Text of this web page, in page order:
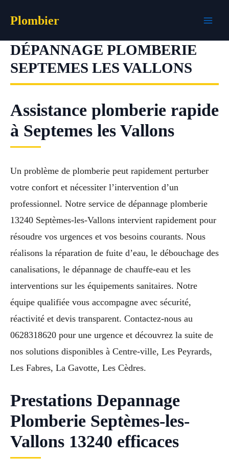
Plombier
DÉPANNAGE PLOMBERIE
SEPTEMES LES VALLONS
Assistance plomberie rapide
à Septemes les Vallons
Un problème de plomberie peut rapidement perturber
votre confort et nécessiter l’intervention d’un
professionnel. Notre service de dépannage plomberie
13240 Septèmes-les-Vallons intervient rapidement pour
résoudre vos urgences et vos besoins courants. Nous
réalisons la réparation de fuite d’eau, le débouchage des
canalisations, le dépannage de chauffe-eau et les
interventions sur les équipements sanitaires. Notre
équipe qualifiée vous accompagne avec sécurité,
réactivité et devis transparent. Contactez-nous au
0628318620 pour une urgence et découvrez la suite de
nos solutions disponibles à Centre-ville, Les Peyrards,
Les Fabres, La Gavotte, Les Cèdres.
Prestations Depannage
Plomberie Septèmes-les-
Vallons 13240 efficaces